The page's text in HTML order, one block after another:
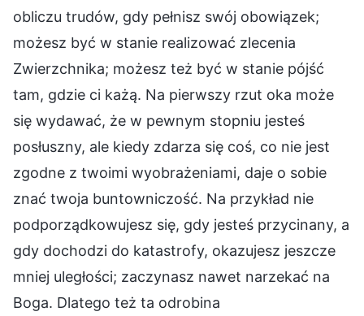
obliczu trudów, gdy pełnisz swój obowiązek;
możesz być w stanie realizować zlecenia
Zwierzchnika; możesz też być w stanie pójść
tam, gdzie ci każą. Na pierwszy rzut oka może
się wydawać, że w pewnym stopniu jesteś
posłuszny, ale kiedy zdarza się coś, co nie jest
zgodne z twoimi wyobrażeniami, daje o sobie
znać twoja buntowniczość. Na przykład nie
podporządkowujesz się, gdy jesteś przycinany, a
gdy dochodzi do katastrofy, okazujesz jeszcze
mniej uległości; zaczynasz nawet narzekać na
Boga. Dlatego też ta odrobina